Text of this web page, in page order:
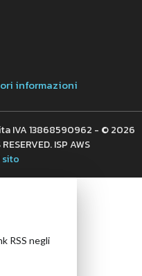
informazioni
IVA 13868590962 - © 2026
ISP AWS
sito
RSS negli